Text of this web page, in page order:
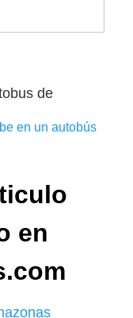
en un autobús
en